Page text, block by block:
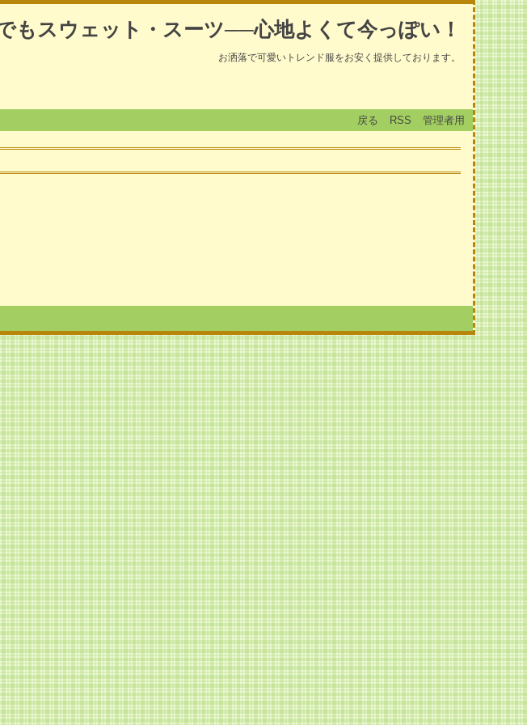
もスウェット・スーツ──心地よくて今っぽい！
お洒落で可愛いトレンド服をお安く提供しております。
戻る RSS 管理者用